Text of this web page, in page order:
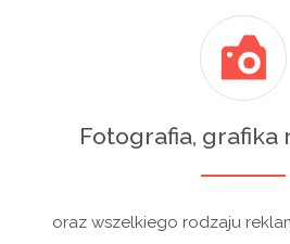
Fotografia, grafika
oraz wszelkiego rodzaju